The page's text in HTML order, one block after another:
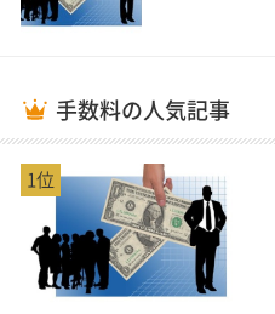
手数料の人気記事
1位